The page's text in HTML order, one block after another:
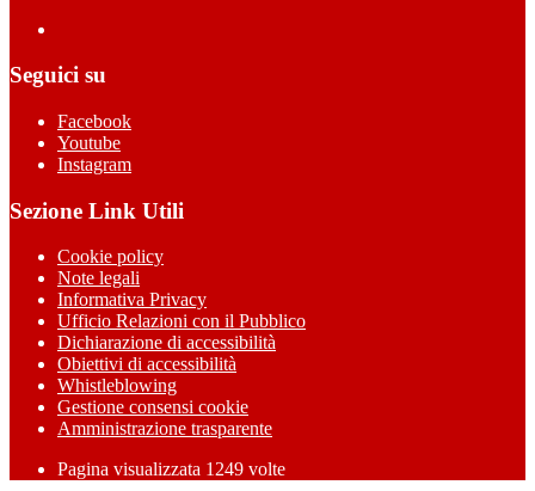
Seguici su
Facebook
Youtube
Instagram
Sezione Link Utili
Cookie policy
Note legali
Informativa Privacy
Ufficio Relazioni con il Pubblico
Dichiarazione di accessibilità
Obiettivi di accessibilità
Whistleblowing
Gestione consensi cookie
Amministrazione trasparente
Pagina visualizzata 1249 volte